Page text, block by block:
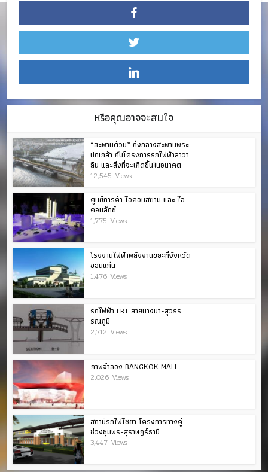
หรือคุณอาจจะสนใจ
“สะพานด้วน” กึ่งกลางสะพานพระ
ปกเกล้า กับโครงการรถไฟฟ้าลาวา
ลิน และสิ่งที่จะเกิดขึ้นในอนาคต
12,545 Views
ศูนย์การค้า ไอคอนสยาม และ ไอ
คอนลักซ์
1,775 Views
โรงงานไฟฟ้าพลังงานขยะที่จังหวัด
ขอนแก่น
1,476 Views
รถไฟฟ้า LRT สายบางนา-สุวรร
รณภูมิ
2,712 Views
ภาพจำลอง BANGKOK MALL
2,026 Views
สถานีรถไฟไชยา โครงการทางคู่
ช่วงชุมพร-สุราษฎร์ธานี
3,447 Views